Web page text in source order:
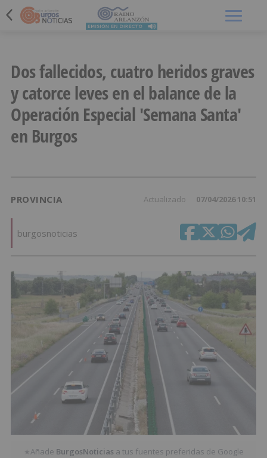
Dos fallecidos, cuatro heridos graves
y catorce leves en el balance de la
Operación Especial 'Semana Santa'
en Burgos
PROVINCIA Actualizado 07/04/2026 10:51
burgosnoticias
★Añade BurgosNoticias a tus fuentes preferidas de Google